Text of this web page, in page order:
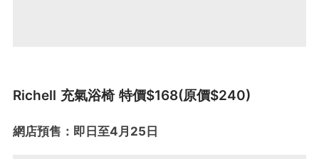
Richell 充氣浴椅 特價$168(原價$240)
網店預售：即日至4月25日